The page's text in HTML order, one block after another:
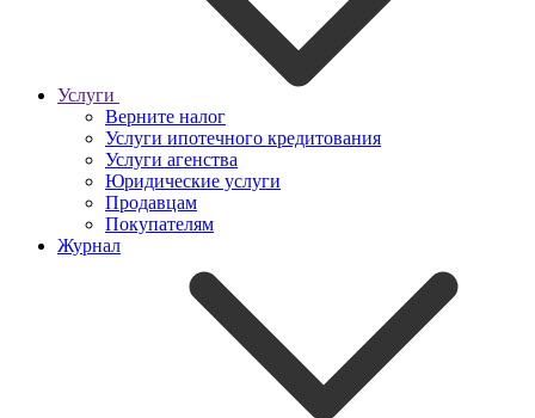
Услуги
Верните налог
Услуги ипотечного кредитования
Услуги агенства
Юридические услуги
Продавцам
Покупателям
Журнал